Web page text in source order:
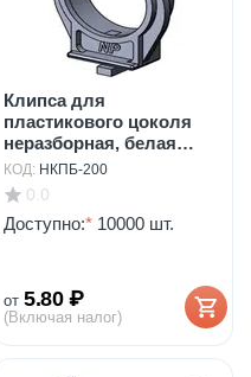
Клипса для
пластикового цоколя
неразборная, белая
арт.НКП...
КОД: НКПБ-200
0.0
Доступно:* 10000 шт.
от 5.80 ₽
(Включая налог)